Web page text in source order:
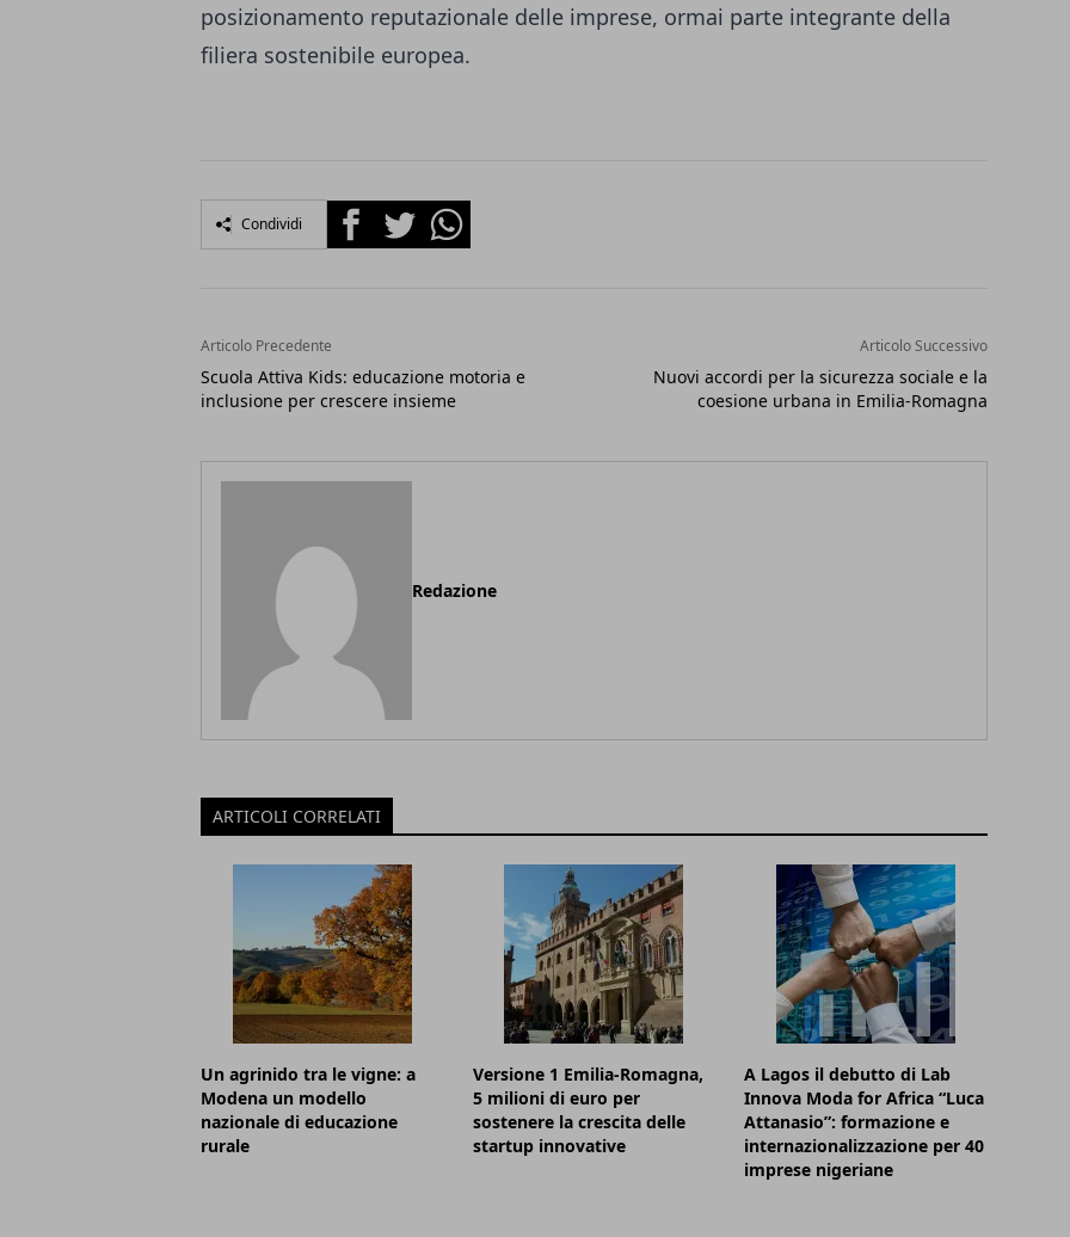
posizionamento reputazionale delle imprese, ormai parte integrante della
filiera sostenibile europea.
Condividi FacebookTwitterWhatsapp
Articolo Precedente
Scuola Attiva Kids: educazione motoria e
inclusione per crescere insieme
Articolo Successivo
Nuovi accordi per la sicurezza sociale e la
coesione urbana in Emilia-Romagna
Redazione
ARTICOLI CORRELATI
Un agrinido tra le vigne: a
Modena un modello
nazionale di educazione
rurale
Versione 1 Emilia-Romagna,
5 milioni di euro per
sostenere la crescita delle
startup innovative
A Lagos il debutto di Lab
Innova Moda for Africa “Luca
Attanasio”: formazione e
internazionalizzazione per 40
imprese nigeriane